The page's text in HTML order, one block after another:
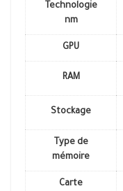
Technologie
nm
GPU
RAM
Stockage
Type de
mémoire
Carte